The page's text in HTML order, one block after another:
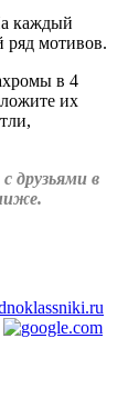
каждый
ряд мотивов.
в 4
их
друзьями в